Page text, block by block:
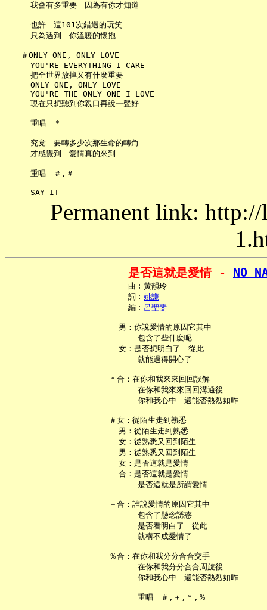
     我會有多重要　因為有你才知道
     也許　這101次錯過的玩笑
     只為遇到　你溫暖的懷抱
   ＃ONLY ONE, ONLY LOVE
     YOU'RE EVERYTHING I CARE
     把全世界放掉又有什麼重要
     ONLY ONE, ONLY LOVE
     YOU'RE THE ONLY ONE I LOVE
     現在只想聽到你親口再說一聲好
     重唱　＊
     究竟　要轉多少次那生命的轉角
     才感覺到　愛情真的來到
     重唱　＃,＃
Permanent link:
是否這就是愛情 - NO
     曲︰黃韻玲
     詞︰
姚謙
     編︰
呂聖斐
   男：你說愛情的原因它其中
       包含了些什麼呢
   女：是否想明白了　從此
       就能過得開心了
＊合：在你和我來來回回誤解
       在你和我來來回回溝通後
       你和我心中　還能否熱烈如昨
＃女：從陌生走到熟悉
   男：從陌生走到熟悉
   女：從熟悉又回到陌生
   男：從熟悉又回到陌生
   女：是否這就是愛情
   合：是否這就是愛情
       是否這就是所謂愛情
＋合：誰說愛情的原因它其中
       包含了懸念誘惑
       是否看明白了　從此
       就構不成愛情了
％合：在你和我分分合合交手
       在你和我分分合合周旋後
       你和我心中　還能否熱烈如昨
       重唱　＃,＋,＊,％